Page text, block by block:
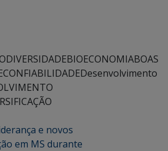
BIOECONOMIABOAS
CONFIABILIDADEDesenvolvimento
e novos
em MS durante